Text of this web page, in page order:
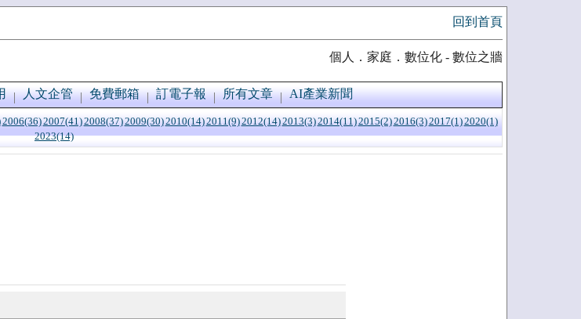
回到首頁
個人．家庭．數位化 - 數位之牆
人文企管 免費郵箱 訂電子報 所有文章 AI產業新聞
2006(36)2007(41)2008(37)2009(30)2010(14)2011(9)2012(14)2013(3)2014(11)2015(2)2016(3)2017(1)2020(1)
2023(14)